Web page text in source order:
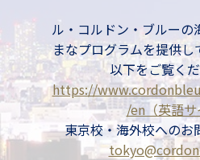
ル・コルドン・ブルーの
まなプログラムを提供
以下をご覧く
https://
/en（英語
東京校・海外校へのお